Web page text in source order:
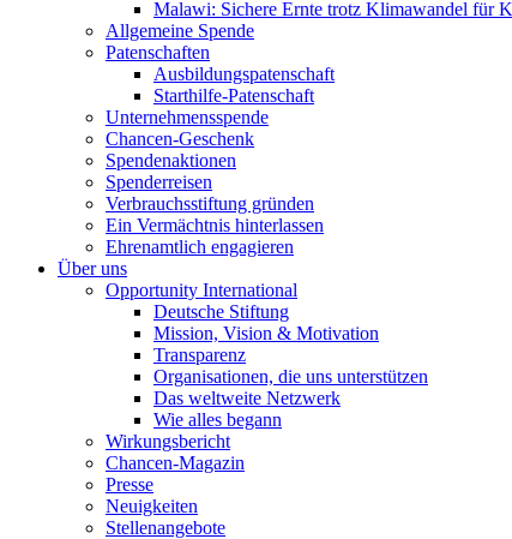
Malawi: Sichere Ernte trotz Klimawandel für
Allgemeine Spende
Patenschaften
Ausbildungspatenschaft
Starthilfe-Patenschaft
Unternehmensspende
Chancen-Geschenk
Spendenaktionen
Spenderreisen
Verbrauchsstiftung gründen
Ein Vermächtnis hinterlassen
Ehrenamtlich engagieren
Über uns
Opportunity International
Deutsche Stiftung
Mission, Vision & Motivation
Transparenz
Organisationen, die uns unterstützen
Das weltweite Netzwerk
Wie alles begann
Wirkungsbericht
Chancen-Magazin
Presse
Neuigkeiten
Stellenangebote